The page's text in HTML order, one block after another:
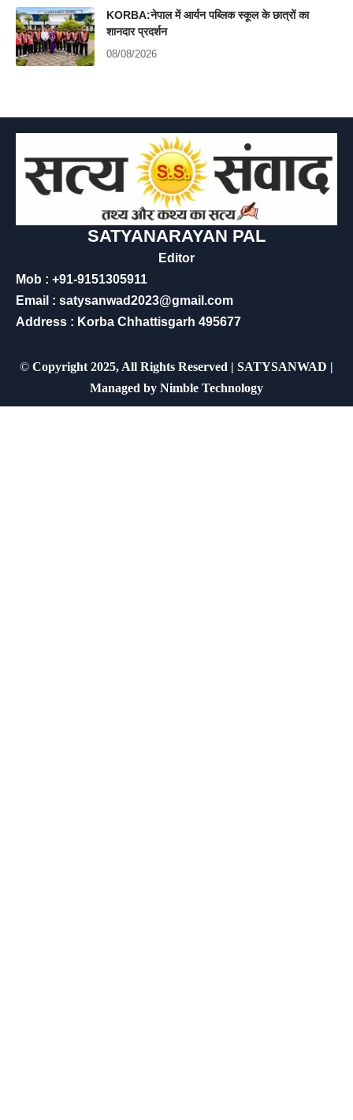
KORBA:नेपाल में आर्यन पब्लिक स्कूल के छात्रों का
शानदार प्रदर्शन
08/08/2026
SATYANARAYAN PAL
Editor
Mob : +91-9151305911
Email : satysanwad2023@gmail.com
Address : Korba Chhattisgarh 495677
© Copyright 2025, All Rights Reserved | SATYSANWAD |
Managed by Nimble Technology